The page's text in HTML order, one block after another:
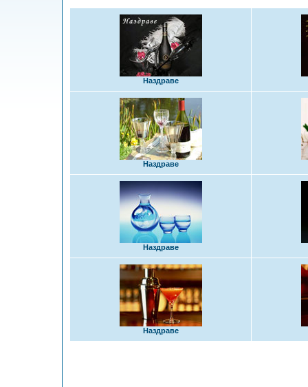
Наздраве
Наздраве
Наздраве
Наздраве